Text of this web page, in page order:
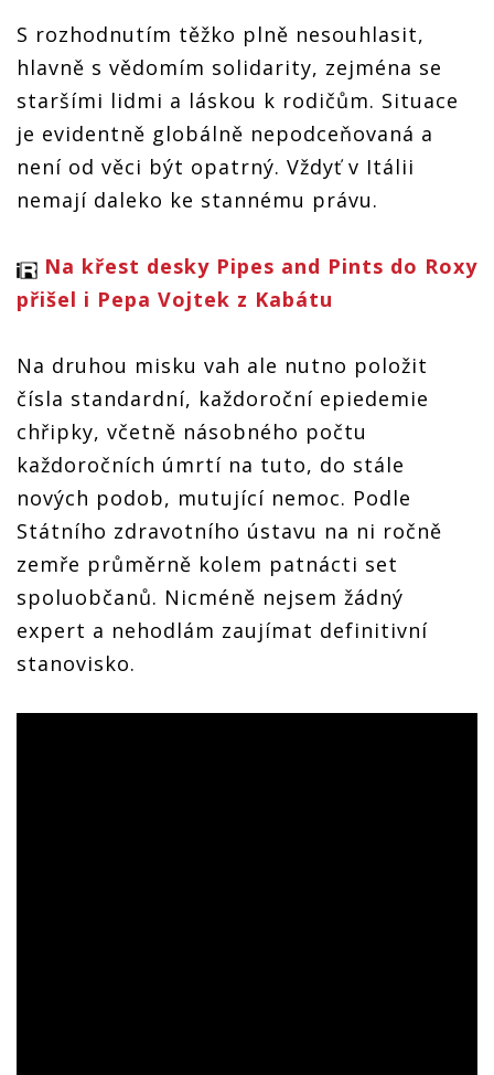
existenční
možná i
bankrot,
píše Vojta
Kalina z
Pints
existenční
problémy,
možná i
píše Vojta
Kalina z
Pipes and
Pints
existenční
problémy,
možná i
bankrot,
píše Vojta
Kalina z
Pipes and
Pints
BLOG:
čekají
existenční
problémy,
možná i
Pints
S rozhodnutím těžko plně nesouhlasit,
hlavně s vědomím solidarity, zejména se
staršími lidmi a láskou k rodičům. Situace
je evidentně globálně nepodceňovaná a
není od věci být opatrný. Vždyť v Itálii
nemají daleko ke stannému právu.
Na křest desky Pipes and Pints do Roxy
přišel i Pepa Vojtek z Kabátu
Na druhou misku vah ale nutno položit
čísla standardní, každoroční epiedemie
chřipky, včetně násobného počtu
každoročních úmrtí na tuto, do stále
nových podob, mutující nemoc. Podle
Státního zdravotního ústavu na ni ročně
zemře průměrně kolem patnácti set
spoluobčanů. Nicméně nejsem žádný
expert a nehodlám zaujímat definitivní
stanovisko.